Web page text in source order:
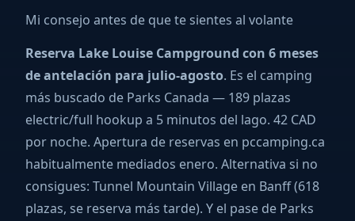
Mi consejo antes de que te sientes al volante
Reserva Lake Louise Campground con 6 meses
de antelación para julio-agosto. Es el camping
más buscado de Parks Canada — 189 plazas
electric/full hookup a 5 minutos del lago. 42 CAD
por noche. Apertura de reservas en pccamping.ca
habitualmente mediados enero. Alternativa si no
consigues: Tunnel Mountain Village en Banff (618
plazas, se reserva más tarde). Y el pase de Parks